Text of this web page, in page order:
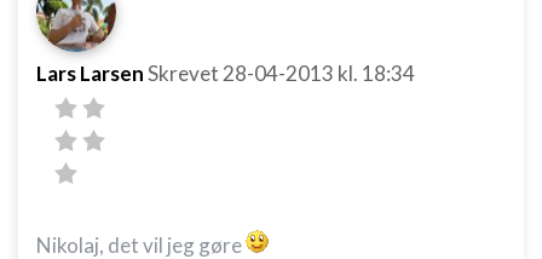
Lars LarsenSkrevet 28-04-2013 kl. 18:34
Nikolaj, det vil jeg gøre